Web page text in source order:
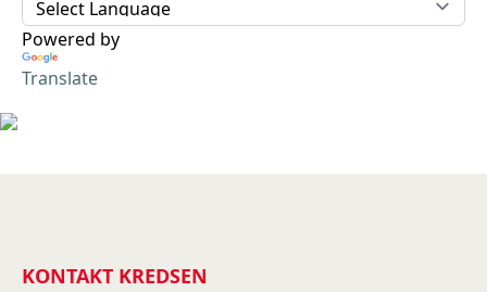
Powered by
Translate
KONTAKT KREDSEN